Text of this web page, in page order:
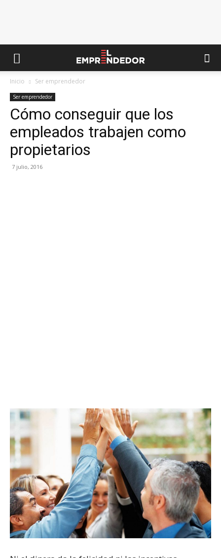
Inicio Ser emprendedor
Ser emprendedor
Cómo conseguir que los
empleados trabajen como
propietarios
7 julio, 2016